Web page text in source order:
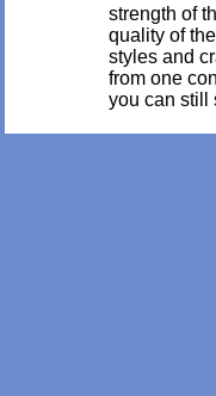
strength of
quality of
styles and
from one
you can still